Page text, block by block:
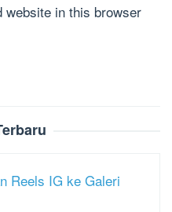
website in this browser
Reels IG ke Galeri